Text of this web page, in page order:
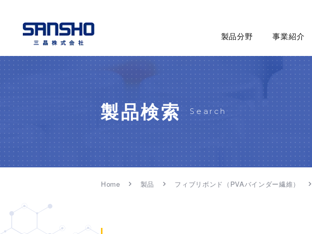
製品分野
食品
産業資材 （不織布・プラス
化粧品・パーソナルケア
医薬・医療
工業用途 （洗浄剤・塗料・
土木・建材
製紙
飼料
事業紹介
ゲニュー
食品資材
機能資材
ファイン
製紙資材
製品検索 Search
Home 製品 フィブリボンド（PVAバインダー繊維）